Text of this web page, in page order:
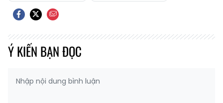
Ý KIẾN BẠN ĐỌC